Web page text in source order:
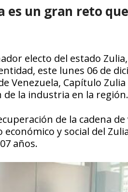
un gran reto
electo del estado
este lunes 06 de
Venezuela, Capítulo Zulia
de la industria en la región.
de la cadena de
y social del
años.